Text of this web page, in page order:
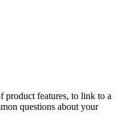
product features, to link to a
questions about your